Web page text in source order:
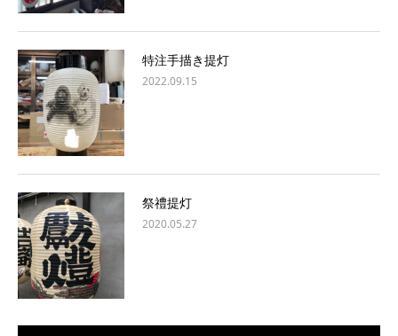
特注手描き提灯
2022.09.15
祭禮提灯
2020.05.27